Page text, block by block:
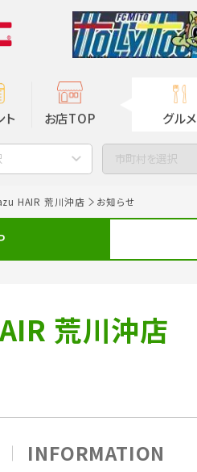
ト お店TOP グルメ
市町村を選択
HAIR 荒川沖店 お知らせ
荒川沖店
INFORMATION